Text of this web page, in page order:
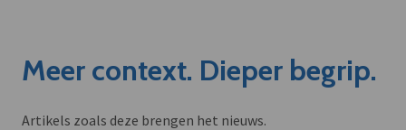
Meer context. Dieper begrip.
Artikels zoals deze brengen het nieuws.